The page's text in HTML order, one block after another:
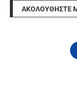
ΑΚΟΛΟΥΘΉΣΤΕ